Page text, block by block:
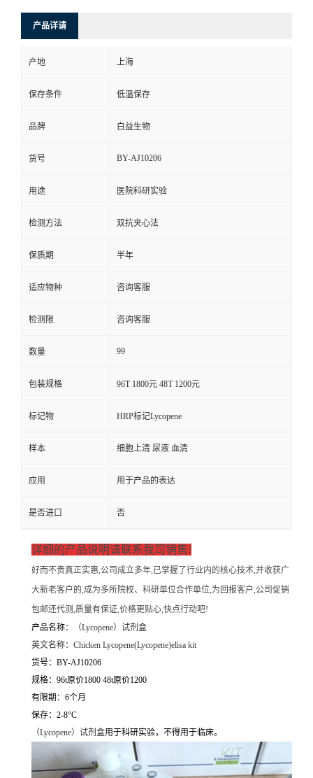
产品详请
产地 上海
保存条件 低温保存
品牌 白益生物
货号 BY-AJ10206
用途 医院科研实验
检测方法 双抗夹心法
保质期 半年
适应物种 咨询客服
检测限 咨询客服
数量 99
包装规格 96T 1800元 48T 1200元
标记物 HRP标记Lycopene
样本 细胞上清 尿液 血清
应用 用于产品的表达
是否进口 否
详细的产品说明请联系我司销售!
好而不贵真正实惠,公司成立多年,已掌握了行业内的核心技术,并收获广
大新老客户的,成为多所院校、科研单位合作单位,为回报客户,公司促销
包邮还代测,质量有保证,价格更贴心,快点行动吧!
产品名称：
（Lycopene）试剂盒
英文名称： Chicken Lycopene(Lycopene)elisa kit
货号：BY-AJ10206
规格：96t原价1800 48t原价1200
有限期：6个月
保存：2-8°C
（Lycopene）试剂盒用于科研实验，不得用于临床。